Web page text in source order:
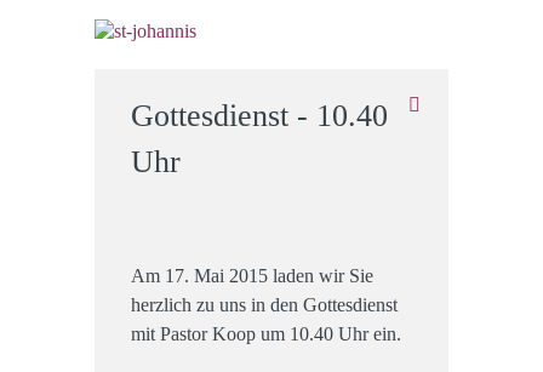
Gottesdienst - 10.40
Uhr
Am 17. Mai 2015 laden wir Sie
herzlich zu uns in den Gottesdienst
mit Pastor Koop um 10.40 Uhr ein.